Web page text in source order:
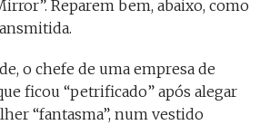
Reparem bem, abaixo, como
o chefe de uma empresa de
ficou “petrificado” após alegar
“fantasma”, num vestido